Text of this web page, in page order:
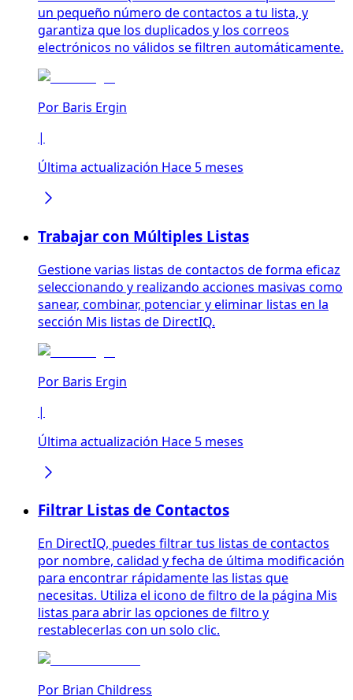
un pequeño número de contactos a tu lista, y
garantiza que los duplicados y los correos
electrónicos no válidos se filtren automáticamente.
Por Baris Ergin
|
Última actualización Hace 5 meses
Trabajar con Múltiples Listas
Gestione varias listas de contactos de forma eficaz
seleccionando y realizando acciones masivas como
sanear, combinar, potenciar y eliminar listas en la
sección Mis listas de DirectIQ.
Por Baris Ergin
|
Última actualización Hace 5 meses
Filtrar Listas de Contactos
En DirectIQ, puedes filtrar tus listas de contactos
por nombre, calidad y fecha de última modificación
para encontrar rápidamente las listas que
necesitas. Utiliza el icono de filtro de la página Mis
listas para abrir las opciones de filtro y
restablecerlas con un solo clic.
Por Brian Childress